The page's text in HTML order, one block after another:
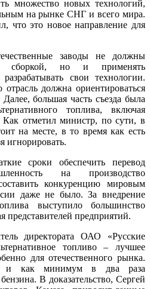
множество новых технологий,
на рынке СНГ и всего мира.
что это новое направление для
заводы не должны
сборкой, но и применять
свои технологии.
должна ориентироваться
большая часть съезда была
топлива, включая
отметил министр, по сути, в
на месте, в то время как есть
игнорировать.
сроки обеспечить перевод
на производство
конкуренцию мировым
даже не было. За внедрение
выступило большинство
представителей предприятий.
директората ОАО «Русские
топливо – лучшее
для отечественного рынка.
и как минимум в два раза
В доказательство, Сергей